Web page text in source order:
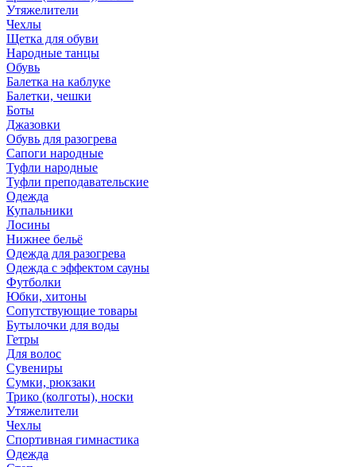
Утяжелители
Чехлы
Щетка для обуви
Народные танцы
Обувь
Балетка на каблуке
Балетки, чешки
Боты
Джазовки
Обувь для разогрева
Сапоги народные
Туфли народные
Туфли преподавательские
Одежда
Купальники
Лосины
Нижнее бельё
Одежда для разогрева
Одежда с эффектом сауны
Футболки
Юбки, хитоны
Сопутствующие товары
Бутылочки для воды
Гетры
Для волос
Сувениры
Сумки, рюкзаки
Трико (колготы), носки
Утяжелители
Чехлы
Спортивная гимнастика
Одежда